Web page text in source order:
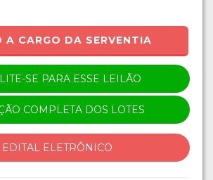
A CARGO DA SERVENTIA
SE PARA ESSE LEILÃO
COMPLETA DOS LOTES
EDITAL ELETRÔNICO